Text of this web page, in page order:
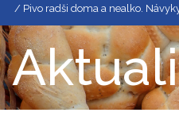
Pivo radši doma a nealko.